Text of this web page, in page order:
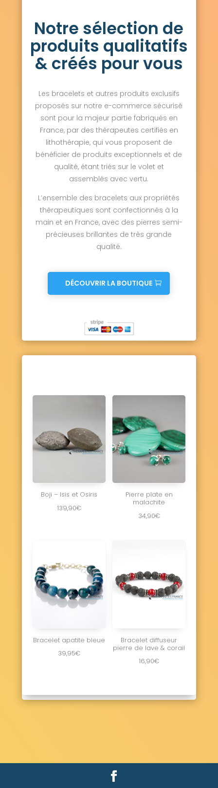
Notre sélection de
produits qualitatifs
& créés pour vous
Les bracelets et autres produits exclusifs
proposés sur notre e-commerce sécurisé
sont pour la majeur partie fabriqués en
France, par des thérapeutes certifiés en
lithothérapie, qui vous proposent de
bénéficier de produits exceptionnels et de
qualité, étant triés sur le volet et
assemblés avec vertu.
L’ensemble des bracelets aux propriétés
thérapeutiques sont confectionnés à la
main et en France, avec des pierres semi-
précieuses brillantes de très grande
qualité.
DÉCOUVRIR LA BOUTIQUE
Boji – Isis et Osiris
139,90€
Pierre plate en
malachite
34,90€
Bracelet apatite bleue
39,95€
Bracelet diffuseur
pierre de lave & corail
16,90€